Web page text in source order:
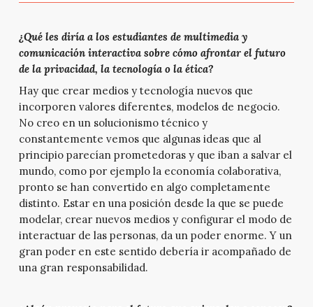
¿Qué les diría a los estudiantes de multimedia y
comunicación interactiva sobre cómo afrontar el futuro
de la privacidad, la tecnología o la ética?
Hay que crear medios y tecnología nuevos que
incorporen valores diferentes, modelos de negocio.
No creo en un solucionismo técnico y
constantemente vemos que algunas ideas que al
principio parecían prometedoras y que iban a salvar el
mundo, como por ejemplo la economía colaborativa,
pronto se han convertido en algo completamente
distinto. Estar en una posición desde la que se puede
modelar, crear nuevos medios y configurar el modo de
interactuar de las personas, da un poder enorme. Y un
gran poder en este sentido debería ir acompañado de
una gran responsabilidad.